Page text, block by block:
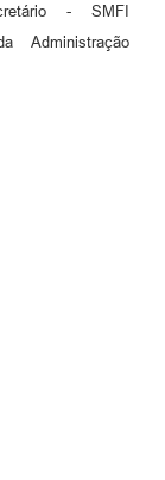
- SMFI
Administração